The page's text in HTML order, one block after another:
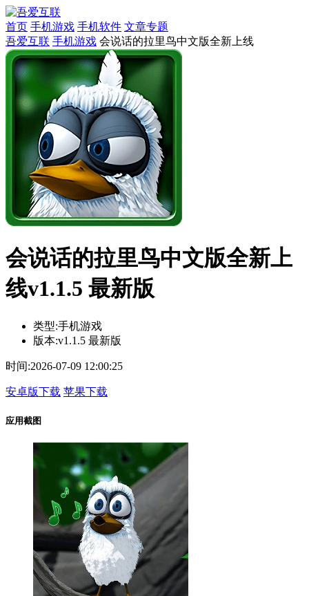
首页 手机游戏 手机软件 文章专题
吾爱互联 手机游戏 会说话的拉里鸟中文版全新上线
会说话的拉里鸟中文版全新上
线v1.1.5 最新版
类型:手机游戏
版本:v1.1.5 最新版
时间:2026-07-09 12:00:25
安卓版下载 苹果下载
应用截图